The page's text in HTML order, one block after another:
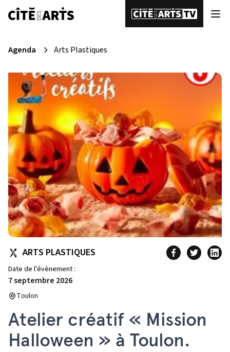
Agenda Arts Plastiques
ARTS PLASTIQUES
Date de l'évènement :
7 septembre 2026
Toulon
Atelier créatif « Mission
Halloween » à Toulon.